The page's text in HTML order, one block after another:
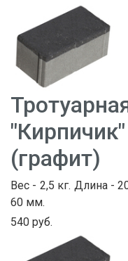
(графит)
Вес - 2,5 кг. Длина -
60 мм.
540 руб.